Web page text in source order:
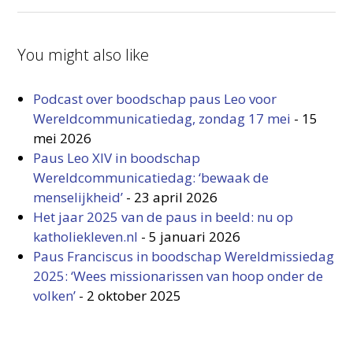
You might also like
Podcast over boodschap paus Leo voor
Wereldcommunicatiedag, zondag 17 mei - 15
mei 2026
Paus Leo XIV in boodschap
Wereldcommunicatiedag: ‘bewaak de
menselijkheid’ - 23 april 2026
Het jaar 2025 van de paus in beeld: nu op
katholiekleven.nl -5 januari 2026
Paus Franciscus in boodschap Wereldmissiedag
2025: ‘Wees missionarissen van hoop onder de
volken’ - 2 oktober 2025